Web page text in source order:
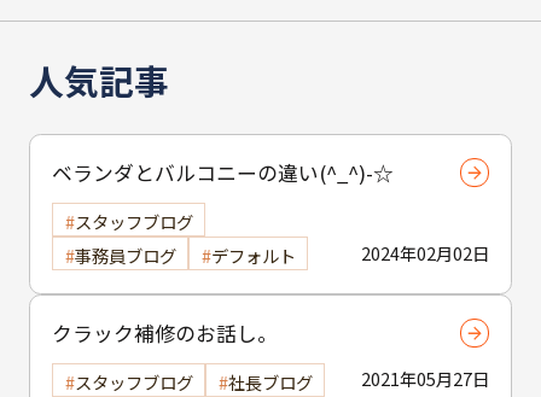
人気記事
ベランダとバルコニーの違い(^_^)-☆
2024年02月02日
スタッフブログ
事務員ブログ
デフォルト
クラック補修のお話し。
2021年05月27日
スタッフブログ 社長ブログ